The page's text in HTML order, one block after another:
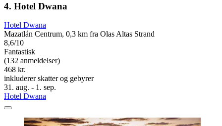
4. Hotel Dwana
Hotel Dwana
Mazatlán Centrum, 0,3 km fra Olas Altas Strand
8,6/10
Fantastisk
(132 anmeldelser)
468 kr.
inkluderer skatter og gebyrer
31. aug. - 1. sep.
Hotel Dwana